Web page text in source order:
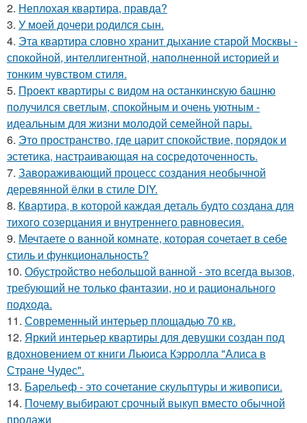
2. Неплохая квартира, правда?
3. У моей дочери родился сын.
4. Эта квартира словно хранит дыхание старой Москвы -
спокойной, интеллигентной, наполненной историей и
тонким чувством стиля.
5. Проект квартиры с видом на останкинскую башню
получился светлым, спокойным и очень уютным -
идеальным для жизни молодой семейной пары.
6. Это пространство, где царит спокойствие, порядок и
эстетика, настраивающая на сосредоточенность.
7. Завораживающий процесс создания необычной
деревянной ёлки в стиле DIY.
8. Квартира, в которой каждая деталь будто создана для
тихого созерцания и внутреннего равновесия.
9. Мечтаете о ванной комнате, которая сочетает в себе
стиль и функциональность?
10. Обустройство небольшой ванной - это всегда вызов,
требующий не только фантазии, но и рационального
подхода.
11. Современный интерьер площадью 70 кв.
12. Яркий интерьер квартиры для девушки создан под
вдохновением от книги Льюиса Кэрролла "Алиса в
Стране Чудес".
13. Барельеф - это сочетание скульптуры и живописи.
14. Почему выбирают срочный выкуп вместо обычной
продажи